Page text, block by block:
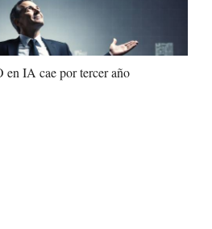
IA cae por tercer año